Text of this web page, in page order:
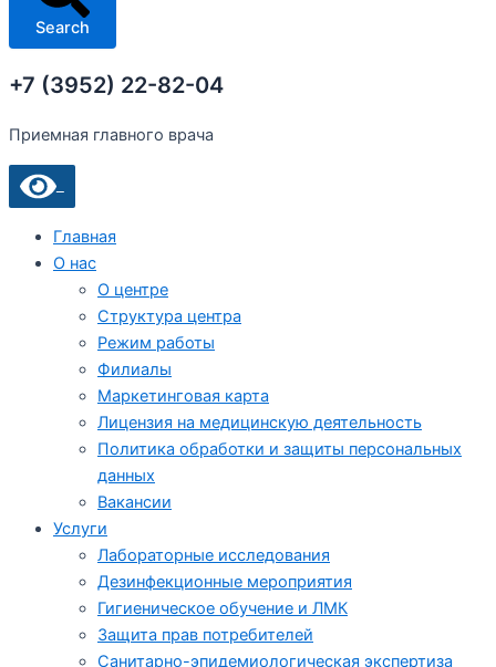
Search
+7 (3952) 22-82-04
Приемная главного врача
Главная
О нас
О центре
Структура центра
Режим работы
Филиалы
Маркетинговая карта
Лицензия на медицинскую деятельность
Политика обработки и защиты персональных
данных
Вакансии
Услуги
Лабораторные исследования
Дезинфекционные мероприятия
Гигиеническое обучение и ЛМК
Защита прав потребителей
Санитарно-эпидемиологическая экспертиза